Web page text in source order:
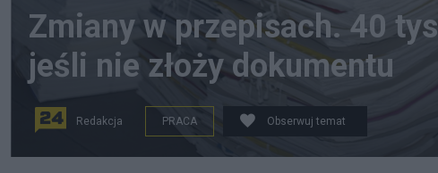
Zmiany w przepisach. 40
jeśli nie złoży dokumentu
Redakcja PRACA Obserwuj temat